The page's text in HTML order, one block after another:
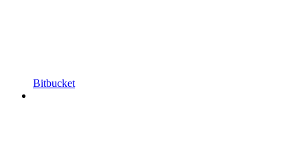
Bitbucket